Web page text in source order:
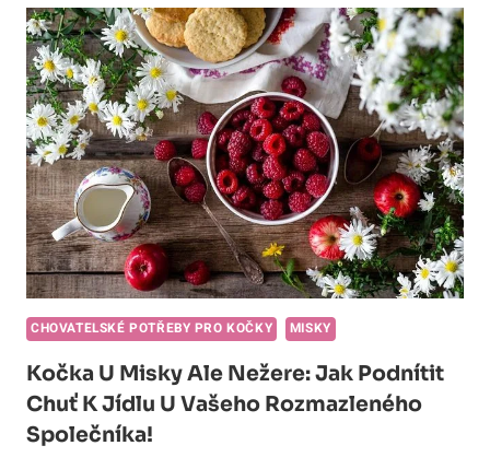
NA
VODU
PRO
KOČKY:
KOMFORT
A
TEPLOTNÍ
RADOST
PRO
VAŠEHO
MLSNÉHO
PARŤÁKA!
CHOVATELSKÉ POTŘEBY PRO KOČKY MISKY
Kočka U Misky Ale Nežere: Jak Podnítit
Chuť K Jídlu U Vašeho Rozmazleného
Společníka!